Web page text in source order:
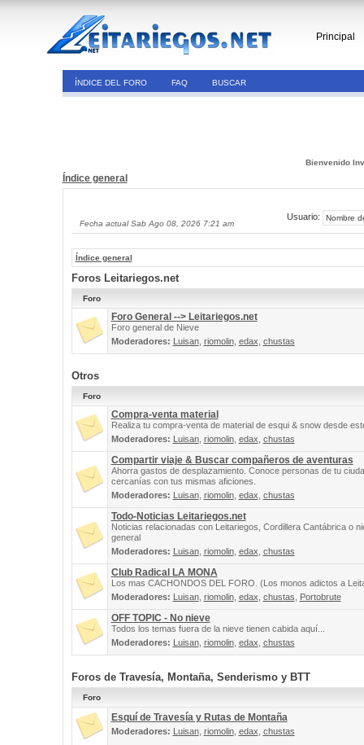
Principal
ÍNDICE DEL FORO FAQ BUSCAR
Bienvenido
Índice general
Fecha actual Sab Ago 08, 2026 7:21 am
Usuario:
Índice general
Foros Leitariegos.net
Foro
Foro General --> Leitariegos.net
Foro general de Nieve
Moderadores: Luisan, riomolin, edax chustas
Otros
Foro
Compra-venta material
Realiza tu compra-venta de material de esqui & snow desde
Moderadores: Luisan, riomolin, edax chustas
Compartir viaje & Buscar compañeros de aventuras
Ahorra gastos de desplazamiento. Conoce personas de tu
cercanías con tus mismas aficiones.
Moderadores: Luisan, riomolin, edax chustas
Todo-Noticias Leitariegos.net
Noticias relacionadas con Leitariegos, Cordillera Cantábrica o
general
Moderadores: Luisan, riomolin, edax chustas
Club Radical LA MONA
Los mas CACHONDOS DEL FORO. (Los monos adictos a
Moderadores: Luisan, riomolin, edax chustas Portobrute
OFF TOPIC - No nieve
Todos los temas fuera de la nieve tienen cabida aquí...
Moderadores: Luisan, riomolin, edax chustas
Foros de Travesía, Montaña, Senderismo y BTT
Foro
Esquí de Travesía y Rutas de Montaña
Moderadores: Luisan, riomolin, edax chustas